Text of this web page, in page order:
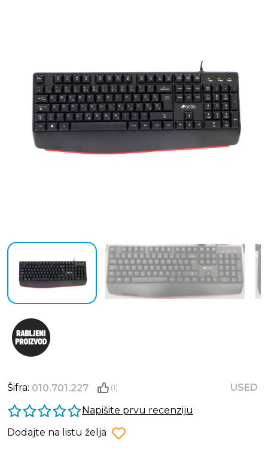
Šifra: 010.701.227 (1)
USED
Napišite prvu recenziju
Dodajte na listu želja